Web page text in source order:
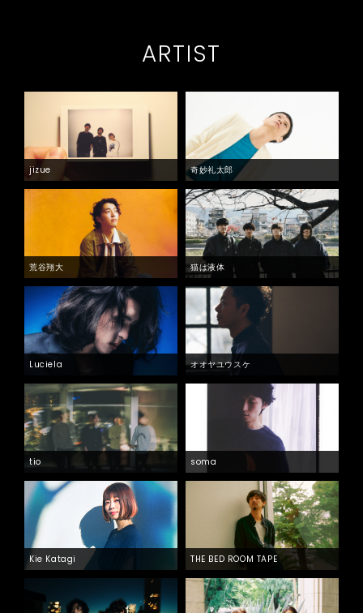
ARTIST
jizue 奇妙礼太郎
荒谷翔大 猫は液体
Luciela オオヤユウスケ
tio soma
Kie Katagi THE BED ROOM TAPE